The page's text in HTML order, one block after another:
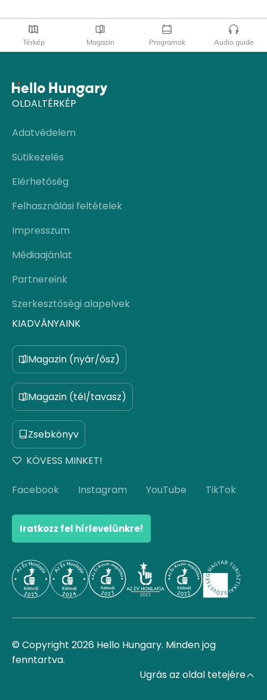
Térkép Magazin Programok Audio guide
OLDALTÉRKÉP
Adatvédelem
Sütikezelés
Elérhetőség
Felhasználási feltételek
Impresszum
Médiaajánlat
Partnereink
Szerkesztőségi alapelvek
KIADVÁNYAINK
Magazin (nyár/ősz)
Magazin (tél/tavasz)
Zsebkönyv
KÖVESS MINKET!
Facebook Instagram YouTube TikTok
Iratkozz fel hírlevelünkre!
© Copyright 2026 Hello Hungary. Minden jog
fenntartva.
Ugrás az oldal tetejére